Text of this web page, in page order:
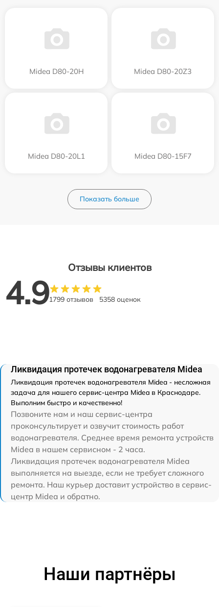
Midea D80-20Н Midea D80-20Z3
Midea D80-20L1 Midea D80-15F7
Показать больше
Отзывы клиентов
4.91799 отзывов 5358 оценок
Ликвидация протечек водонагревателя Midea
Ликвидация протечек водонагревателя Midea - несложная
задача для нашего сервис-центра Midea в Краснодаре.
Выполним быстро и качественно!
Позвоните нам и наш сервис-центра
проконсультирует и озвучит стоимость работ
водонагревателя. Среднее время ремонта устройств
Midea в нашем сервисном - 2 часа.
Ликвидация протечек водонагревателя Midea
выполняется на выезде, если не требует сложного
ремонта. Наш курьер доставит устройство в сервис-
центр Midea и обратно.
Наши партнёры